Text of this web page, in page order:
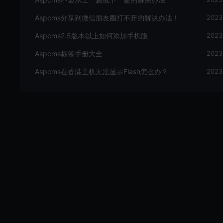
Aspcms分享到微信朋友圈打不开的解决办法！
Aspcms2.5版本以上如何添加手机版
Aspcms标签手册大全
Aspcms在香港主机无法显示Flash怎么办？